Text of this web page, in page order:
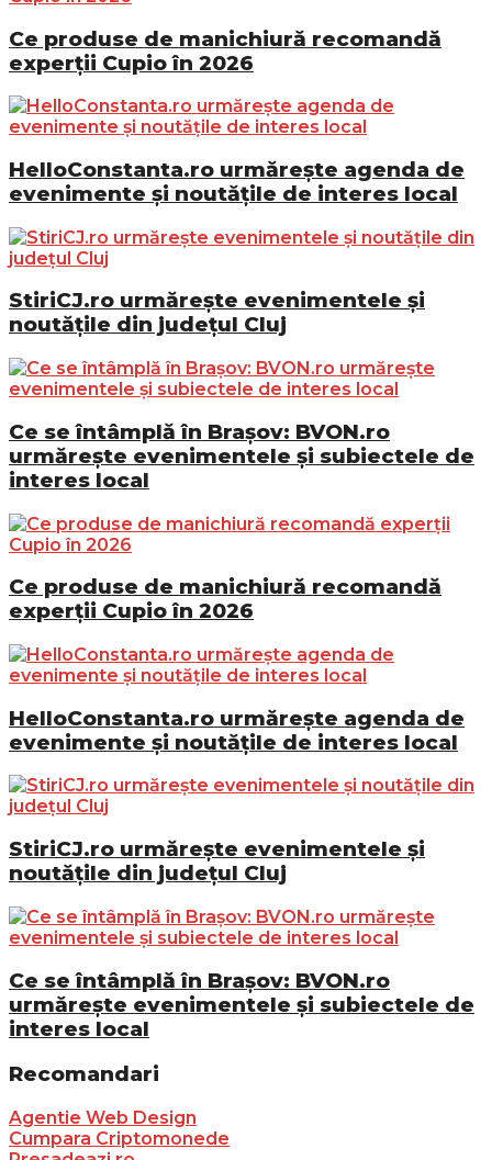
Ce produse de manichiură recomandă
experții Cupio în 2026
HelloConstanta.ro urmărește agenda de
evenimente și noutățile de interes local
StiriCJ.ro urmărește evenimentele și
noutățile din județul Cluj
Ce se întâmplă în Brașov: BVON.ro
urmărește evenimentele și subiectele de
interes local
Ce produse de manichiură recomandă
experții Cupio în 2026
HelloConstanta.ro urmărește agenda de
evenimente și noutățile de interes local
StiriCJ.ro urmărește evenimentele și
noutățile din județul Cluj
Ce se întâmplă în Brașov: BVON.ro
urmărește evenimentele și subiectele de
interes local
Recomandari
Agentie Web Design
Cumpara Criptomonede